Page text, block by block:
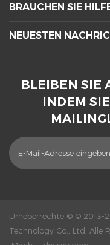
BRAUCHEN SIE
NEUESTEN
BLEIBEN SIE
INDEM
Urheberrechte © © 2013-
Technology Co., Ltd. Alle